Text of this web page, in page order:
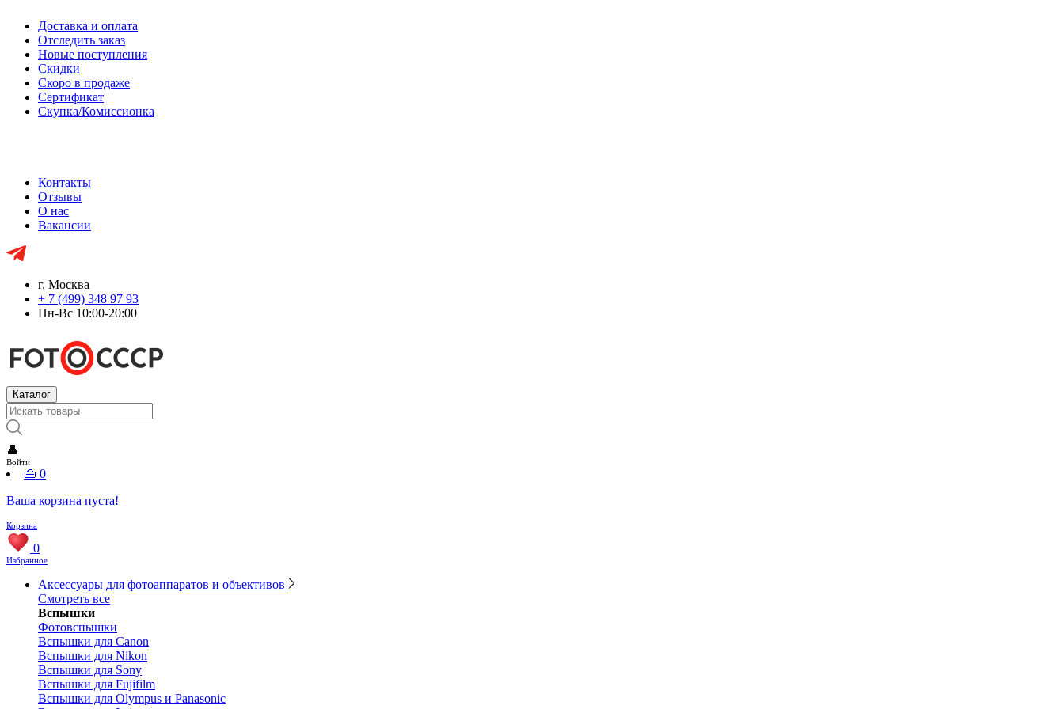
Доставка и оплата
Отследить заказ
Новые поступления
Скидки
Скоро в продаже
Сертификат
Скупка/Комиссионка
Контакты
Отзывы
О нас
Вакансии
г. Москва
+ 7 (499) 348 97 93
Пн-Вс 10:00-20:00
Каталог
👤
Войти
👜 0
Ваша корзина пуста!
Корзина
0
Избранное
Аксессуары для фотоаппаратов и объективов
Смотреть все
Вспышки
Фотовспышки
Вспышки для Canon
Вспышки для Nikon
Вспышки для Sony
Вспышки для Fujifilm
Вспышки для Olympus и Panasonic